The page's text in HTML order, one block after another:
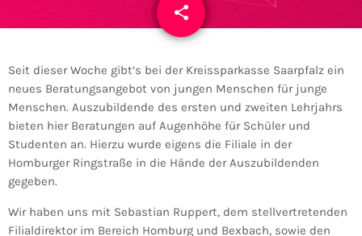
share
email
Seit dieser Woche gibt’s bei der Kreissparkasse Saarpfalz ein
neues Beratungsangebot von jungen Menschen für junge
Menschen. Auszubildende des ersten und zweiten Lehrjahrs
bieten hier Beratungen auf Augenhöhe für Schüler und
Studenten an. Hierzu wurde eigens die Filiale in der
Homburger Ringstraße in die Hände der Auszubildenden
gegeben.
Wir haben uns mit Sebastian Ruppert, dem stellvertretenden
Filialdirektor im Bereich Homburg und Bexbach, sowie den